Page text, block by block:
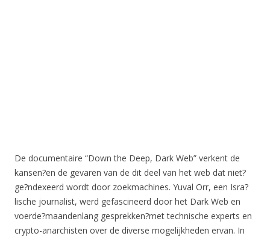
De documentaire “Down the Deep, Dark Web” verkent de
kansen?en de gevaren van de dit deel van het web dat niet?
ge?ndexeerd wordt door zoekmachines. Yuval Orr, een Isra?
lische journalist, werd gefascineerd door het Dark Web en
voerde?maandenlang gesprekken?met technische experts en
crypto-anarchisten over de diverse mogelijkheden ervan. In